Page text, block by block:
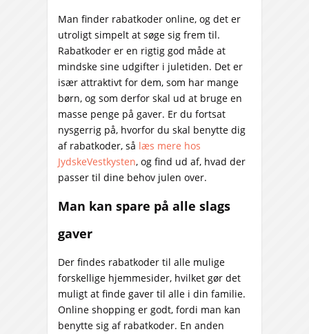
Man finder rabatkoder online, og det er
utroligt simpelt at søge sig frem til.
Rabatkoder er en rigtig god måde at
mindske sine udgifter i juletiden. Det er
især attraktivt for dem, som har mange
børn, og som derfor skal ud at bruge en
masse penge på gaver. Er du fortsat
nysgerrig på, hvorfor du skal benytte dig
af rabatkoder, så læs mere hos
JydskeVestkysten, og find ud af, hvad der
passer til dine behov julen over.
Man kan spare på alle slags
gaver
Der findes rabatkoder til alle mulige
forskellige hjemmesider, hvilket gør det
muligt at finde gaver til alle i din familie.
Online shopping er godt, fordi man kan
benytte sig af rabatkoder. En anden